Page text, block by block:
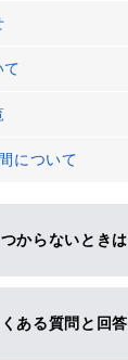
について
つからないときは
ある質問と回答